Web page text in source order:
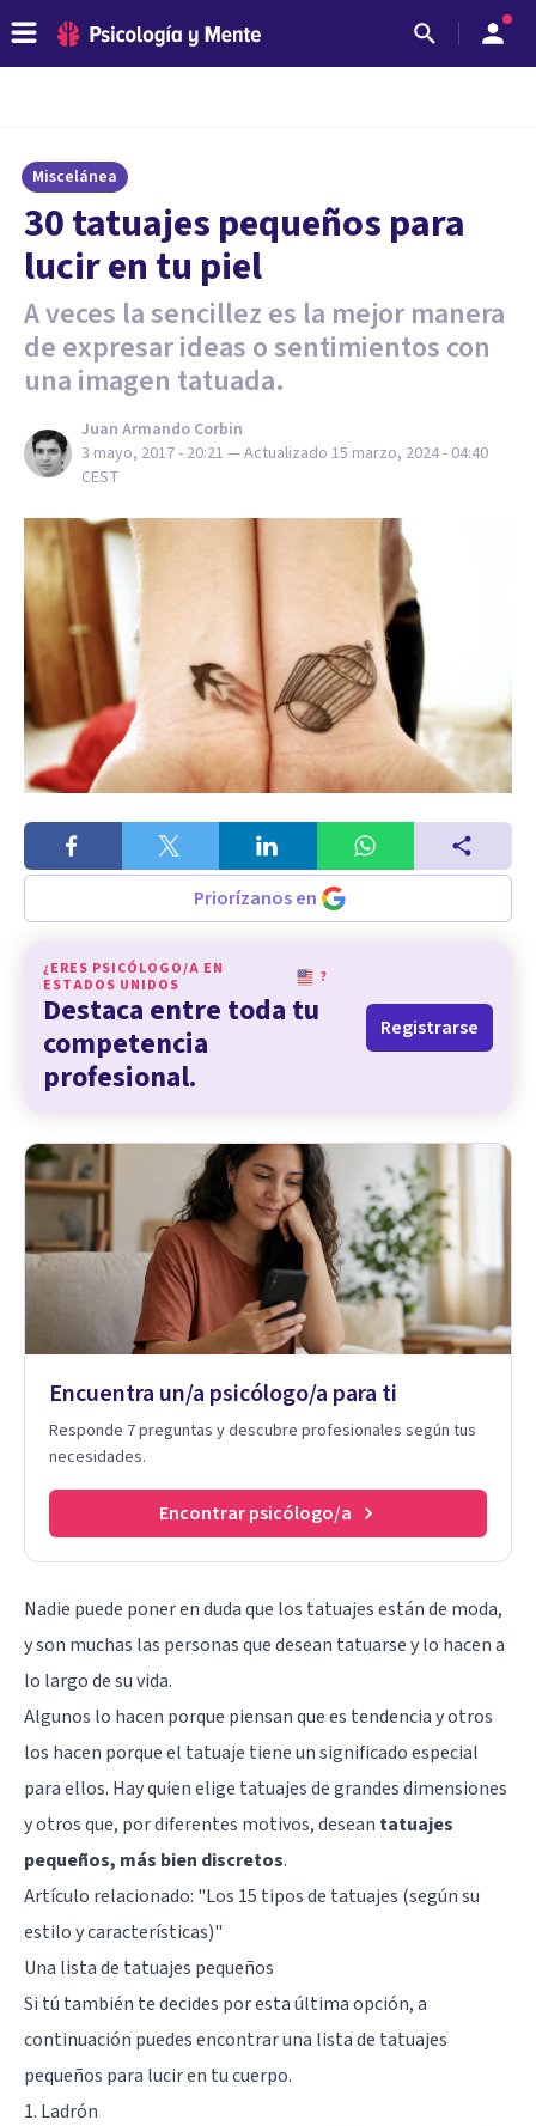
Miscelánea
30 tatuajes pequeños para
lucir en tu piel
A veces la sencillez es la mejor manera
de expresar ideas o sentimientos con
una imagen tatuada.
Juan Armando Corbin
3 mayo, 2017 - 20:21 — Actualizado 15 marzo, 2024 - 04:40
CEST
Priorízanos en
¿ERES PSICÓLOGO/A EN
ESTADOS UNIDOS
?
Destaca entre toda tu
competencia
profesional.
Registrarse
Encuentra un/a psicólogo/a para ti
Responde 7 preguntas y descubre profesionales según tus
necesidades.
Encontrar psicólogo/a
Nadie puede poner en duda que los tatuajes están de moda,
y son muchas las personas que desean tatuarse y lo hacen a
lo largo de su vida.
Algunos lo hacen porque piensan que es tendencia y otros
los hacen porque el tatuaje tiene un significado especial
para ellos. Hay quien elige tatuajes de grandes dimensiones
y otros que, por diferentes motivos, desean tatuajes
pequeños, más bien discretos.
Artículo relacionado: "Los 15 tipos de tatuajes (según su
estilo y características)"
Una lista de tatuajes pequeños
Si tú también te decides por esta última opción, a
continuación puedes encontrar una lista de tatuajes
pequeños para lucir en tu cuerpo.
1. Ladrón